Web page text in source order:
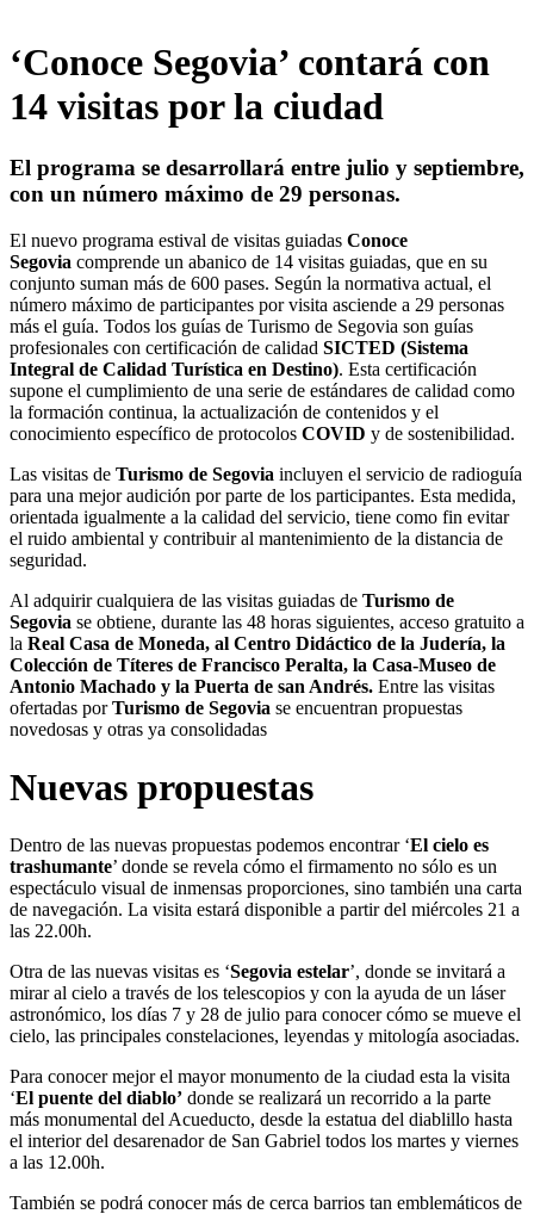
‘Conoce Segovia’ contará con
14 visitas por la ciudad
El programa se desarrollará entre julio y septiembre,
con un número máximo de 29 personas.
El nuevo programa estival de visitas guiadas Conoce
Segovia comprende un abanico de 14 visitas guiadas, que en su
conjunto suman más de 600 pases. Según la normativa actual, el
número máximo de participantes por visita asciende a 29 personas
más el guía. Todos los guías de Turismo de Segovia son guías
profesionales con certificación de calidad SICTED (Sistema
Integral de Calidad Turística en Destino). Esta certificación
supone el cumplimiento de una serie de estándares de calidad como
la formación continua, la actualización de contenidos y el
conocimiento específico de protocolos COVID y de sostenibilidad.
Las visitas de Turismo de Segovia incluyen el servicio de radioguía
para una mejor audición por parte de los participantes. Esta medida,
orientada igualmente a la calidad del servicio, tiene como fin evitar
el ruido ambiental y contribuir al mantenimiento de la distancia de
seguridad.
Al adquirir cualquiera de las visitas guiadas de Turismo de
Segovia se obtiene, durante las 48 horas siguientes, acceso gratuito a
la Real Casa de Moneda, al Centro Didáctico de la Judería, la
Colección de Títeres de Francisco Peralta, la Casa-Museo de
Antonio Machado y la Puerta de san Andrés. Entre las visitas
ofertadas porTurismo de Segovia se encuentran propuestas
novedosas y otras ya consolidadas
Nuevas propuestas
Dentro de las nuevas propuestas podemos encontrar ‘El cielo es
trashumante’ donde se revela cómo el firmamento no sólo es un
espectáculo visual de inmensas proporciones, sino también una carta
de navegación. La visita estará disponible a partir del miércoles 21 a
las 22.00h.
Otra de las nuevas visitas es ‘Segovia estelar’, donde se invitará a
mirar al cielo a través de los telescopios y con la ayuda de un láser
astronómico, los días 7 y 28 de julio para conocer cómo se mueve el
cielo, las principales constelaciones, leyendas y mitología asociadas.
Para conocer mejor el mayor monumento de la ciudad esta la visita
‘El puente del diablo’ donde se realizará un recorrido a la parte
más monumental del Acueducto, desde la estatua del diablillo hasta
el interior del desarenador de San Gabriel todos los martes y viernes
a las 12.00h.
También se podrá conocer más de cerca barrios tan emblemáticos de